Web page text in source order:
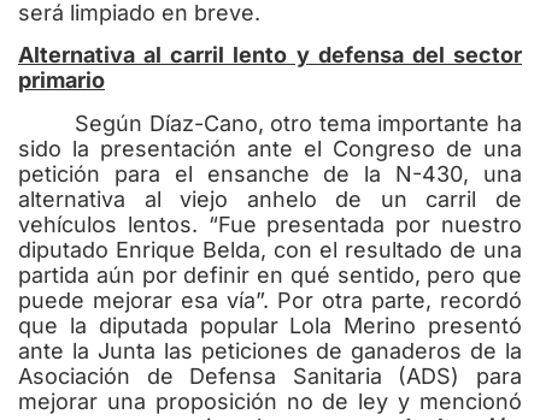
será limpiado en breve.
Alternativa al carril lento y defensa del sector
primario
Según Díaz-Cano, otro tema importante ha
sido la presentación ante el Congreso de una
petición para el ensanche de la N-430, una
alternativa al viejo anhelo de un carril de
vehículos lentos. “Fue presentada por nuestro
diputado Enrique Belda, con el resultado de una
partida aún por definir en qué sentido, pero que
puede mejorar esa vía”. Por otra parte, recordó
que la diputada popular Lola Merino presentó
ante la Junta las peticiones de ganaderos de la
Asociación de Defensa Sanitaria (ADS) para
mejorar una proposición no de ley y mencionó